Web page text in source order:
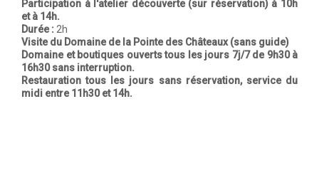
Participation à l'atelier découverte (sur réservation) à 10h
et à 14h.
Durée : 2h
Visite du Domaine de la Pointe des Châteaux (sans guide)
Domaine et boutiques ouverts tous les jours 7j/7 de 9h30 à
16h30 sans interruption.
Restauration tous les jours sans réservation, service du
midi entre 11h30 et 14h.